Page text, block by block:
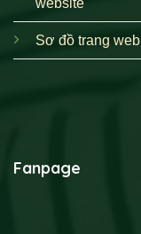
website
Sơ đồ trang web
Fanpage